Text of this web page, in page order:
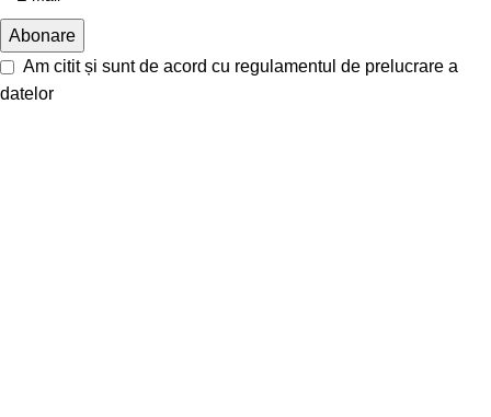
Am citit și sunt de acord cu regulamentul de prelucrare a
datelor